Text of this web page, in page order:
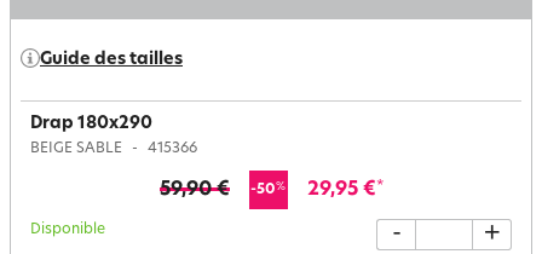
Guide des tailles
Drap 180x290
BEIGE SABLE 415366
59,90 € -50% 29,95 €*
Disponible - +